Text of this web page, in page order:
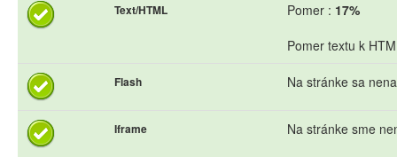
Text/HTML Pomer : 17%
Pomer textu k
Flash Na stránke sa
Iframe Na stránke sme